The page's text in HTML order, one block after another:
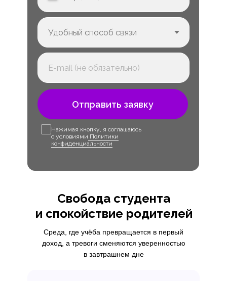
Отправить заявку
Нажимая кнопку, я соглашаюсь
с условиями Политики
конфиденциальности
Свобода студента
и спокойствие родителей
Среда, где учёба превращается в первый
доход, а тревоги сменяются уверенностью
в завтрашнем дне